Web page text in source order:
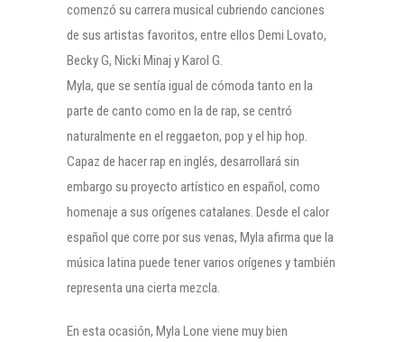
comenzó su carrera musical cubriendo canciones
de sus artistas favoritos, entre ellos Demi Lovato,
Becky G, Nicki Minaj y Karol G.
Myla, que se sentía igual de cómoda tanto en la
parte de canto como en la de rap, se centró
naturalmente en el reggaeton, pop y el hip hop.
Capaz de hacer rap en inglés, desarrollará sin
embargo su proyecto artístico en español, como
homenaje a sus orígenes catalanes. Desde el calor
español que corre por sus venas, Myla afirma que la
música latina puede tener varios orígenes y también
representa una cierta mezcla.
En esta ocasión, Myla Lone viene muy bien